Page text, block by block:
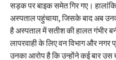
सड़क पर बाइक समेत गिर गए।
अस्पताल पहुंचाया, जिसके बाद अब
है अस्पताल में सतीश की हालत गंभीर
लापरवाही के लिए वन विभाग और नगर
उनका आरोप है कि उन्होंने कई बार